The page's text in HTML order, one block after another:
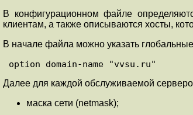
В конфигурационном файле
клиентам, а также описываются хосты,
В начале файла можно указать
option domain-name "vvsu.ru"
Далее для каждой обслуживаемой
маска сети (netmask);